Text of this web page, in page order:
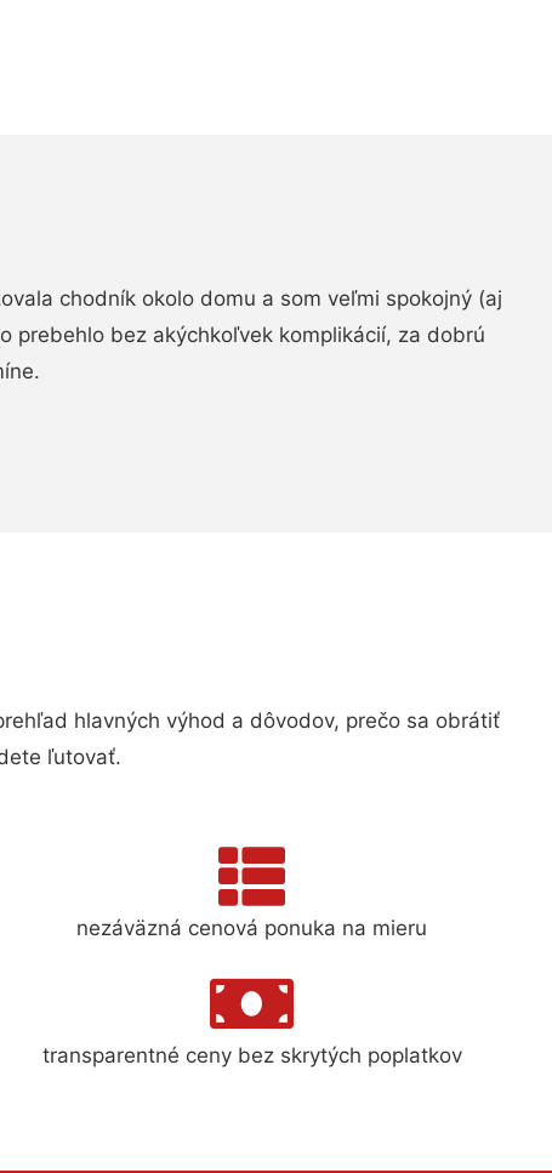
chodník okolo domu a som veľmi spokojný (aj
prebehlo bez akýchkoľvek komplikácií, za dobrú
hlavných výhod a dôvodov, prečo sa obrátiť
ľutovať.
nezáväzná cenová ponuka na mieru
transparentné ceny bez skrytých poplatkov